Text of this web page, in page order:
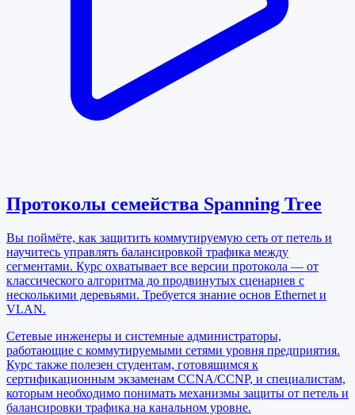
Протоколы семейства Spanning Tree
Вы поймёте, как защитить коммутируемую сеть от петель и
научитесь управлять балансировкой трафика между
сегментами. Курс охватывает все версии протокола — от
классического алгоритма до продвинутых сценариев с
несколькими деревьями. Требуется знание основ Ethernet и
VLAN.
Сетевые инженеры и системные администраторы,
работающие с коммутируемыми сетями уровня предприятия.
Курс также полезен студентам, готовящимся к
сертификационным экзаменам CCNA/CCNP, и специалистам,
которым необходимо понимать механизмы защиты от петель и
балансировки трафика на канальном уровне.